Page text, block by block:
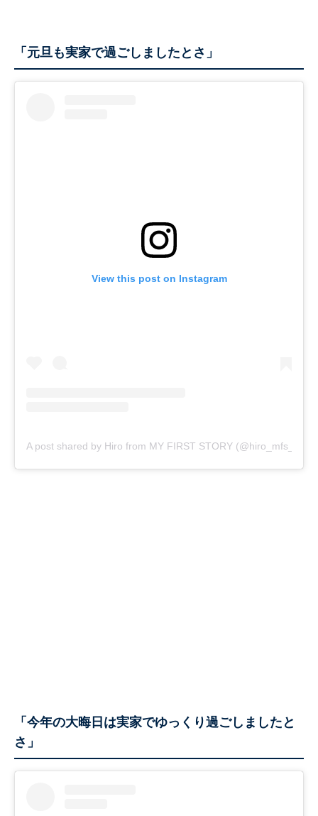
「元旦も実家で過ごしましたとさ」
View this post on Instagram
A post shared by Hiro from MY FIRST STORY
「今年の大晦日は実家でゆっくり過ごしましたと
さ」